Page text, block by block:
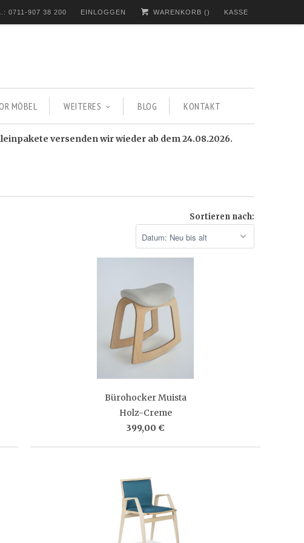
0711-907 38 200 EINLOGGEN WARENKORB () KASSE
MÖBEL WEITERES BLOG KONTAKT
versenden wir wieder ab dem 24.08.2026.
Sortieren nach:
Bürohocker Muista
Holz-Creme
399,00 €